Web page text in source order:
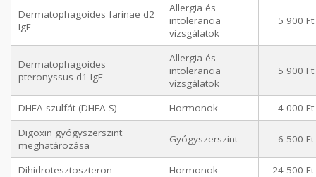
Dermatophagoides farinae d2
IgE
Allergia és
intolerancia
vizsgálatok
5 900 Ft
Dermatophagoides
pteronyssus d1 IgE
Allergia és
intolerancia
vizsgálatok
5 900 Ft
DHEA-szulfát (DHEA-S) Hormonok
4 000 Ft
Digoxin gyógyszerszint
meghatározása
Gyógyszerszint 6 500 Ft
Dihidrotesztoszteron Hormonok
24 500 Ft